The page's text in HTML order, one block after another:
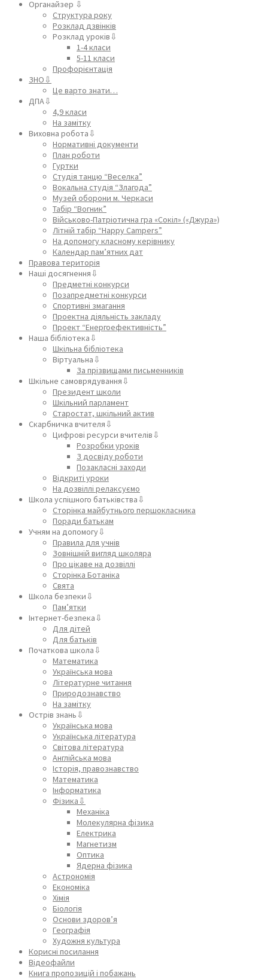
Органайзер ⇩
Структура року
Розклад дзвінків
Розклад уроків⇩
1-4 класи
5-11 класи
Профорієнтація
ЗНО⇩
Це варто знати…
ДПА⇩
4,9 класи
На замітку
Виховна робота⇩
Нормативні документи
План роботи
Гуртки
Студія танцю “Веселка”
Вокальна студія “Злагода”
Музей оборони м. Черкаси
Табір “Вогник”
Військово-Патріотична гра «Сокіл» («Джура»)
Літній табір “Happy Campers”
На допомогу класному керівнику
Календар пам’ятних дат
Правова територія
Наші досягнення⇩
Предметні конкурси
Позапредметні конкурси
Спортивні змагання
Проектна діяльність закладу
Проект “Енергоефективність”
Наша бібліотека⇩
Шкільна бібліотека
Віртуальна⇩
За прізвищами письменників
Шкільне самоврядування⇩
Президент школи
Шкільний парламент
Старостат, шкільний актив
Скарбничка вчителя⇩
Цифрові ресурси вчителів⇩
Розробки уроків
З досвіду роботи
Позакласні заходи
Відкриті уроки
На дозвіллі релаксуємо
Школа успішного батьківства⇩
Сторінка майбутнього першокласника
Поради батькам
Учням на допомогу⇩
Правила для учнів
Зовнішній вигляд школяра
Про цікаве на дозвіллі
Сторінка Ботаніка
Свята
Школа безпеки⇩
Пам’ятки
Інтернет-безпека⇩
Для дітей
Для батьків
Початкова школа⇩
Математика
Українська мова
Літературне читання
Природознавство
На замітку
Острів знань⇩
Українська мова
Українська література
Світова література
Англійська мова
Історія, правознавство
Математика
Інформатика
Фізика⇩
Механіка
Молекулярна фізика
Електрика
Магнетизм
Оптика
Ядерна фізика
Астрономія
Економіка
Хімія
Біологія
Основи здоров’я
Географія
Художня культура
Корисні посилання
Відеофайли
Книга пропозицій і побажань